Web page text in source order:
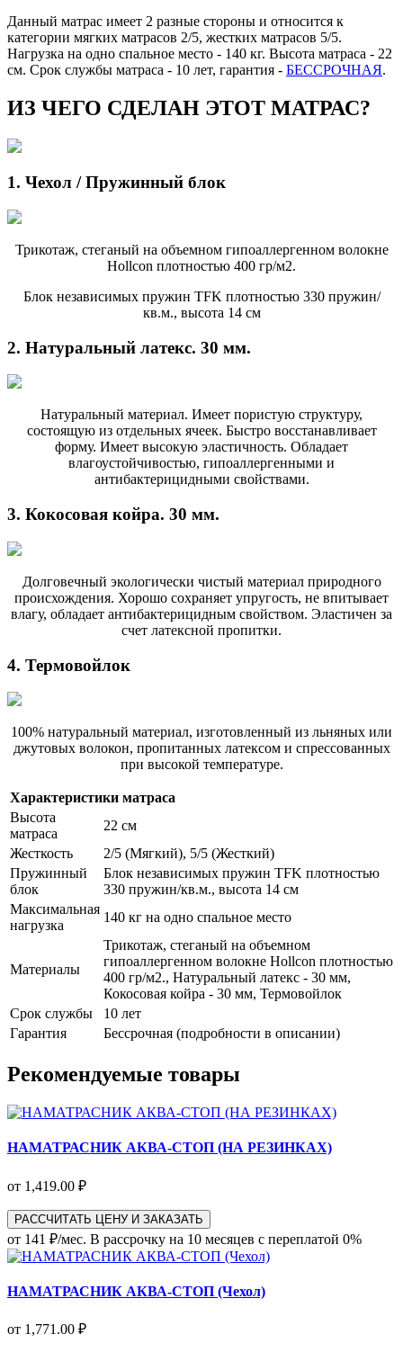
Данный матрас имеет 2 разные стороны и относится к
категории мягких матрасов 2/5, жестких матрасов 5/5.
Нагрузка на одно спальное место - 140 кг. Высота матраса - 22
см. Срок службы матраса - 10 лет, гарантия - БЕССРОЧНАЯ.
ИЗ ЧЕГО СДЕЛАН ЭТОТ МАТРАС?
1. Чехол / Пружинный блок
Трикотаж, стеганый на объемном гипоаллергенном волокне
Hollcon плотностью 400 гр/м2.
Блок независимых пружин TFK плотностью 330 пружин/
кв.м., высота 14 см
2. Натуральный латекс. 30 мм.
Натуральный материал. Имеет пористую структуру,
состоящую из отдельных ячеек. Быстро восстанавливает
форму. Имеет высокую эластичность. Обладает
влагоустойчивостью, гипоаллергенными и
антибактерицидными свойствами.
3. Кокосовая койра. 30 мм.
Долговечный экологически чистый материал природного
происхождения. Хорошо сохраняет упругость, не впитывает
влагу, обладает антибактерицидным свойством. Эластичен за
счет латексной пропитки.
4. Термовойлок
100% натуральный материал, изготовленный из льняных или
джутовых волокон, пропитанных латексом и спрессованных
при высокой температуре.
Характеристики матраса
Высота
матраса
22 см
Жесткость
2/5 (Мягкий), 5/5 (Жесткий)
Пружинный
блок
Блок независимых пружин TFK плотностью
330 пружин/кв.м., высота 14 см
Максимальная
нагрузка
140 кг на одно спальное место
Материалы
Трикотаж, стеганый на объемном
гипоаллергенном волокне Hollcon плотностью
400 гр/м2., Натуральный латекс - 30 мм,
Кокосовая койра - 30 мм, Термовойлок
Срок службы
10 лет
Гарантия
Бессрочная (подробности в описании)
Рекомендуемые товары
НАМАТРАСНИК АКВА-СТОП (НА РЕЗИНКАХ)
от 1,419.00 ₽
РАССЧИТАТЬ ЦЕНУ И ЗАКАЗАТЬ
от 141 ₽/мес. В рассрочку на 10 месяцев с переплатой 0%
НАМАТРАСНИК АКВА-СТОП (Чехол)
от 1,771.00 ₽